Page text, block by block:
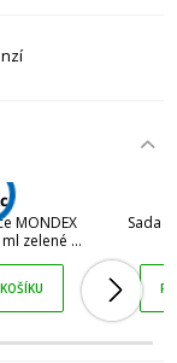
MONDEX
ml zelené 4
Sada